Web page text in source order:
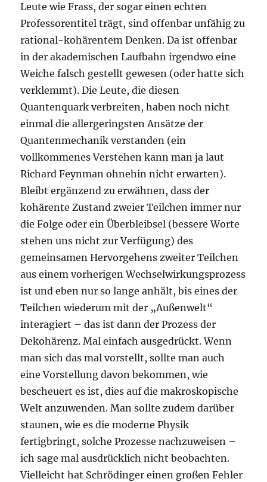
Leute wie Frass, der sogar einen echten
Professorentitel trägt, sind offenbar unfähig zu
rational-kohärentem Denken. Da ist offenbar
in der akademischen Laufbahn irgendwo eine
Weiche falsch gestellt gewesen (oder hatte sich
verklemmt). Die Leute, die diesen
Quantenquark verbreiten, haben noch nicht
einmal die allergeringsten Ansätze der
Quantenmechanik verstanden (ein
vollkommenes Verstehen kann man ja laut
Richard Feynman ohnehin nicht erwarten).
Bleibt ergänzend zu erwähnen, dass der
kohärente Zustand zweier Teilchen immer nur
die Folge oder ein Überbleibsel (bessere Worte
stehen uns nicht zur Verfügung) des
gemeinsamen Hervorgehens zweiter Teilchen
aus einem vorherigen Wechselwirkungsprozess
ist und eben nur so lange anhält, bis eines der
Teilchen wiederum mit der „Außenwelt“
interagiert – das ist dann der Prozess der
Dekohärenz. Mal einfach ausgedrückt. Wenn
man sich das mal vorstellt, sollte man auch
eine Vorstellung davon bekommen, wie
bescheuert es ist, dies auf die makroskopische
Welt anzuwenden. Man sollte zudem darüber
staunen, wie es die moderne Physik
fertigbringt, solche Prozesse nachzuweisen –
ich sage mal ausdrücklich nicht beobachten.
Vielleicht hat Schrödinger einen großen Fehler